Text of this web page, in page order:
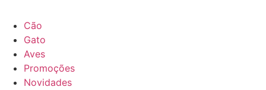
Cão
Gato
Aves
Promoções
Novidades